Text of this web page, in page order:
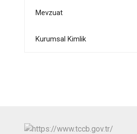
Mevzuat
Kurumsal Kimlik